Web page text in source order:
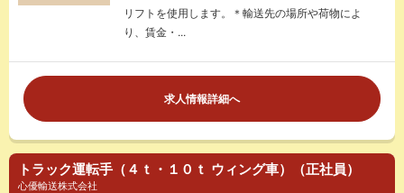
リフトを使用します。＊輸送先の場所や荷物によ
り、賃金・...
求人情報詳細へ
トラック運転手（４ｔ・１０ｔ ウィング車）（正社員）
心優輸送株式会社